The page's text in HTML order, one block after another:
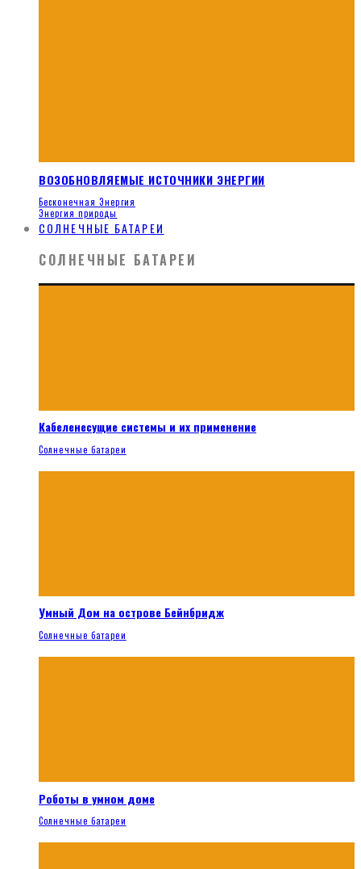
ВОЗОБНОВЛЯЕМЫЕ ИСТОЧНИКИ ЭНЕРГИИ
Бесконечная Энергия
Энергия природы
СОЛНЕЧНЫЕ БАТАРЕИ
СОЛНЕЧНЫЕ БАТАРЕИ
Кабеленесущие системы и их применение
Солнечные батареи
Умный Дом на острове Бейнбридж
Солнечные батареи
Роботы в умном доме
Солнечные батареи